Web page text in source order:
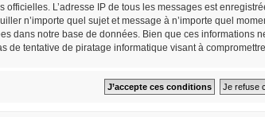
officielles. L’adresse IP de tous les messages est
n’importe quel sujet et message à n’importe quel
dans notre base de données. Bien que ces informations
de tentative de piratage informatique visant à